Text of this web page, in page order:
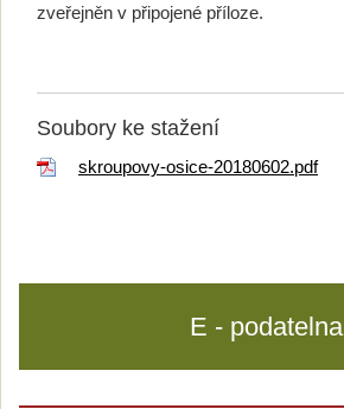
zveřejněn v připojené příloze.
Soubory ke stažení
skroupovy-osice-20180602.pdf
E - podatelna